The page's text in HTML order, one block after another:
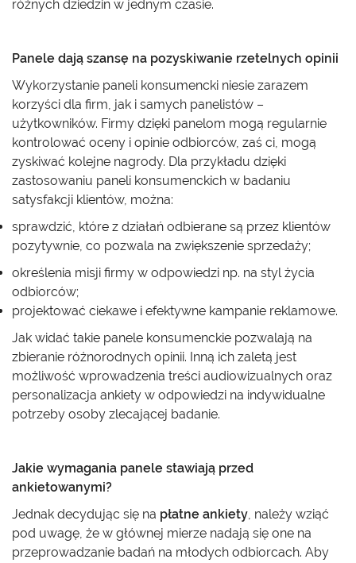
różnych dziedzin w jednym czasie.
Panele dają szansę na pozyskiwanie rzetelnych opinii
Wykorzystanie paneli konsumencki niesie zarazem
korzyści dla firm, jak i samych panelistów –
użytkowników. Firmy dzięki panelom mogą regularnie
kontrolować oceny i opinie odbiorców, zaś ci, mogą
zyskiwać kolejne nagrody. Dla przykładu dzięki
zastosowaniu paneli konsumenckich w badaniu
satysfakcji klientów, można:
sprawdzić, które z działań odbierane są przez klientów
pozytywnie, co pozwala na zwiększenie sprzedaży;
określenia misji firmy w odpowiedzi np. na styl życia
odbiorców;
projektować ciekawe i efektywne kampanie reklamowe.
Jak widać takie panele konsumenckie pozwalają na
zbieranie różnorodnych opinii. Inną ich zaletą jest
możliwość wprowadzenia treści audiowizualnych oraz
personalizacja ankiety w odpowiedzi na indywidualne
potrzeby osoby zlecającej badanie.
Jakie wymagania panele stawiają przed
ankietowanymi?
Jednak decydując się na płatne ankiety, należy wziąć
pod uwagę, że w głównej mierze nadają się one na
przeprowadzanie badań na młodych odbiorcach. Aby